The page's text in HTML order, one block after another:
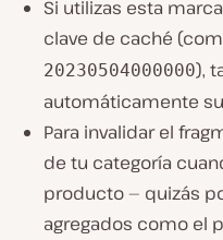
Si utilizas esta
clave de caché
20230504000000),
automáticamente
Para invalidar el
de tu categoría
producto — quizás
agregados como el